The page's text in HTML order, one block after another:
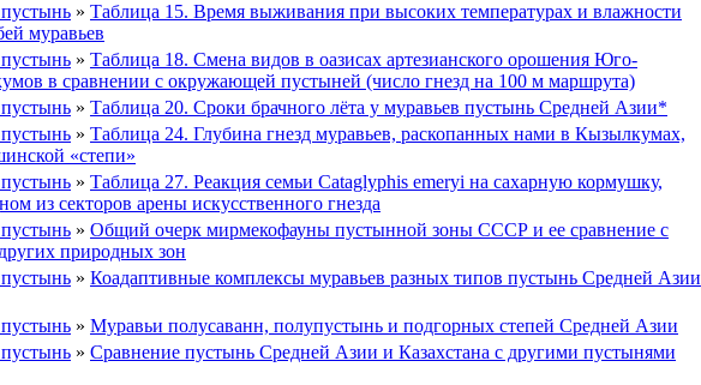
» Таблица 15. Время выживания при высоких температурах и влажности
муравьев
» Таблица 18. Смена видов в оазисах артезианского орошения Юго-
в сравнении с окружающей пустыней (число гнезд на 100 м маршрута)
» Таблица 20. Сроки брачного лёта у муравьев пустынь Средней Азии*
» Таблица 24. Глубина гнезд муравьев, раскопанных нами в Кызылкумах,
«степи»
» Таблица 27. Реакция семьи Cataglyphis emeryi на сахарную кормушку,
из секторов арены искусственного гнезда
» Общий очерк мирмекофауны пустынной зоны СССР и ее сравнение с
природных зон
» Коадаптивные комплексы муравьев разных типов пустынь Средней Азии
» Муравьи полусаванн, полупустынь и подгорных степей Средней Азии
» Сравнение пустынь Средней Азии и Казахстана с другими пустынями